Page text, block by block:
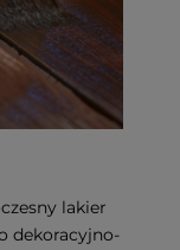
lakier
dekoracyjno-